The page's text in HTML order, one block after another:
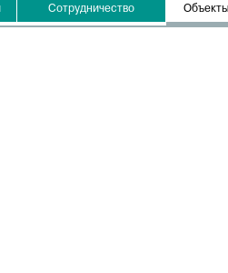
Сотрудничество